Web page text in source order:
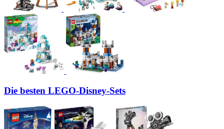
Die besten LEGO-Disney-Sets